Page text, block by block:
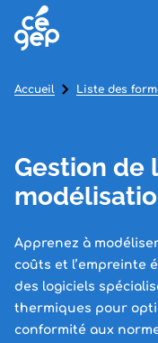
Gestion de
Apprenez à
coûts et l’empreinte
des logiciels
thermiques pour
conformité aux
Accueil Liste des